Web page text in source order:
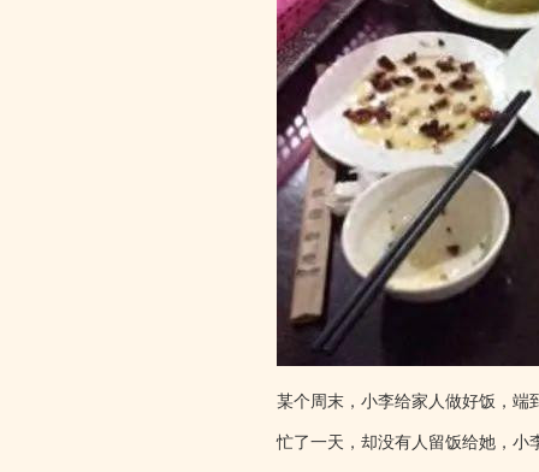
某个周末，小李给家人做好饭，端
忙了一天，却没有人留饭给她，小